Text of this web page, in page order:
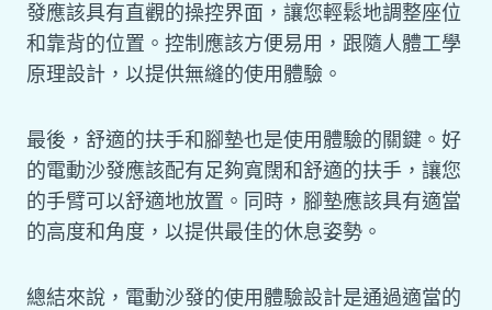
發應該具有直觀的操控界面，讓您輕鬆地調整座位
和靠背的位置。控制應該方便易用，跟隨人體工學
原理設計，以提供無縫的使用體驗。
最後，舒適的扶手和腳墊也是使用體驗的關鍵。好
的電動沙發應該配有足夠寬闊和舒適的扶手，讓您
的手臂可以舒適地放置。同時，腳墊應該具有適當
的高度和角度，以提供最佳的休息姿勢。
總結來說，電動沙發的使用體驗設計是通過適當的